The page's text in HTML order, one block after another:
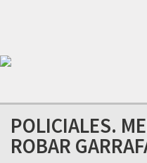
POLICIALES.
ROBAR